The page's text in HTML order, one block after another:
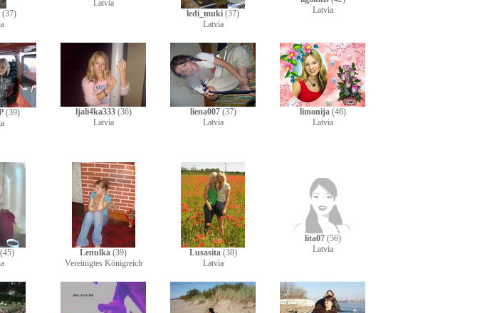
(37)
Latvia
ledi_muki (37)
Latvia
Latvia
(39)
ljali4ka333(36)
Latvia
liena007(37)
Latvia
limonija(46)
Latvia
Lenulka (39)
Vereinigtes Königreich
Lusasita(38)
Latvia
lita07(56)
Latvia